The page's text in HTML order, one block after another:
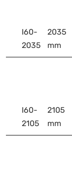
I60-
2035
2035
mm
I60-
2105
2105
mm